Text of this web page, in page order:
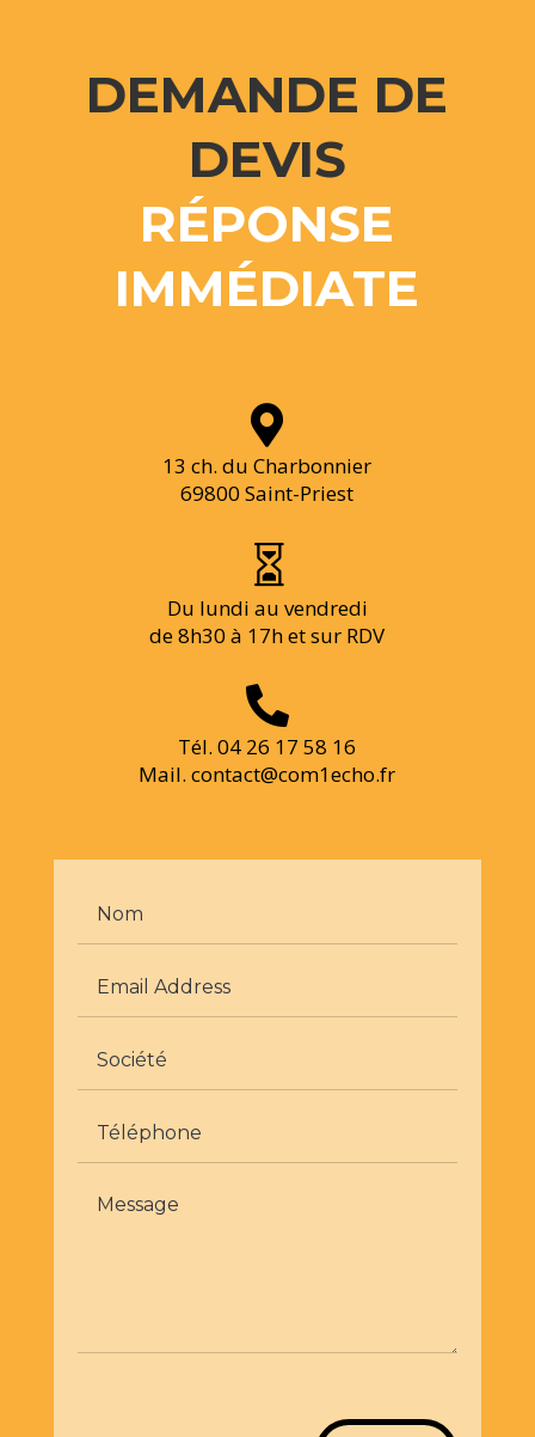
DEMANDE DE
DEVIS
RÉPONSE
IMMÉDIATE

13 ch. du Charbonnier
69800 Saint-Priest

Du lundi au vendredi
de 8h30 à 17h et sur RDV

Tél. 04 26 17 58 16
Mail. contact@com1echo.fr